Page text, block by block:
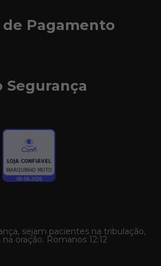
de Pagamento
Segurança
sejam pacientes na tribulação,
oração. Romanos 12:12